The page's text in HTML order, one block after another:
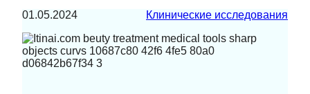
01.05.2024 Клинические исследования